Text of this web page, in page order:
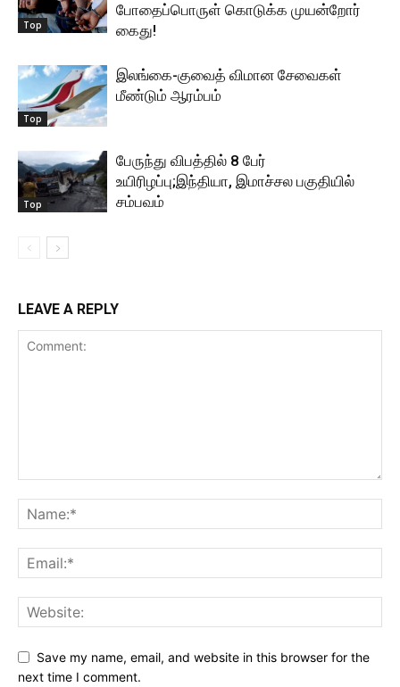
Top
போதைப்பொருள் கொடுக்க முயன்றோர்
கைது!
Top
இலங்கை-குவைத் விமான சேவைகள்
மீண்டும் ஆரம்பம்
Top
பேருந்து விபத்தில் 8 பேர்
உயிரிழப்பு;இந்தியா, இமாச்சல பகுதியில்
சம்பவம்
LEAVE A REPLY
Save my name, email, and website in this browser for the
next time I comment.